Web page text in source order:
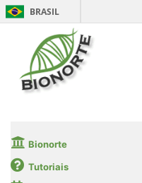
BRASIL
Bionorte
Tutoriais